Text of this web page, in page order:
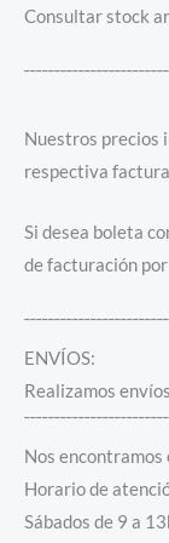
Consultar stock
Nuestros precios
respectiva
Si desea boleta
de facturación
ENVÍOS:
Realizamos
Nos encontramos
Horario de
Sábados de 9 a